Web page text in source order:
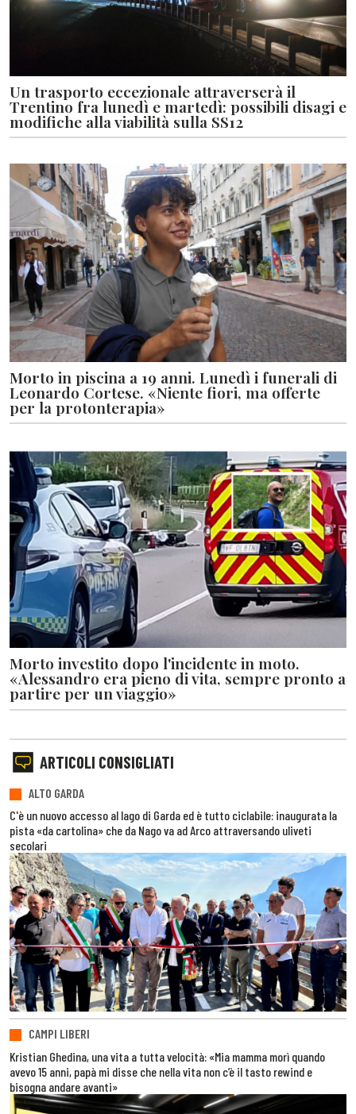
Un trasporto eccezionale attraverserà il
Trentino fra lunedì e martedì: possibili disagi e
modifiche alla viabilità sulla SS12
Morto in piscina a 19 anni. Lunedì i funerali di
Leonardo Cortese. «Niente fiori, ma offerte
per la protonterapia»
Morto investito dopo l'incidente in moto.
«Alessandro era pieno di vita, sempre pronto a
partire per un viaggio»
ARTICOLI CONSIGLIATI
ALTO GARDA
C'è un nuovo accesso al lago di Garda ed è tutto ciclabile: inaugurata la
pista «da cartolina» che da Nago va ad Arco attraversando uliveti
secolari
CAMPI LIBERI
Kristian Ghedina, una vita a tutta velocità: «Mia mamma morì quando
avevo 15 anni, papà mi disse che nella vita non c’è il tasto rewind e
bisogna andare avanti»